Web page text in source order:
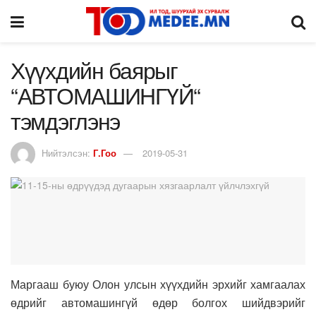
Хүүхдийн баярыг
“АВТОМАШИНГҮЙ“
тэмдэглэнэ
Нийтэлсэн: Г.Гоо 2019-05-31
Маргааш буюу Олон улсын хүүхдийн эрхийг хамгаалах
өдрийг автомашингүй өдөр болгох шийдвэрийг